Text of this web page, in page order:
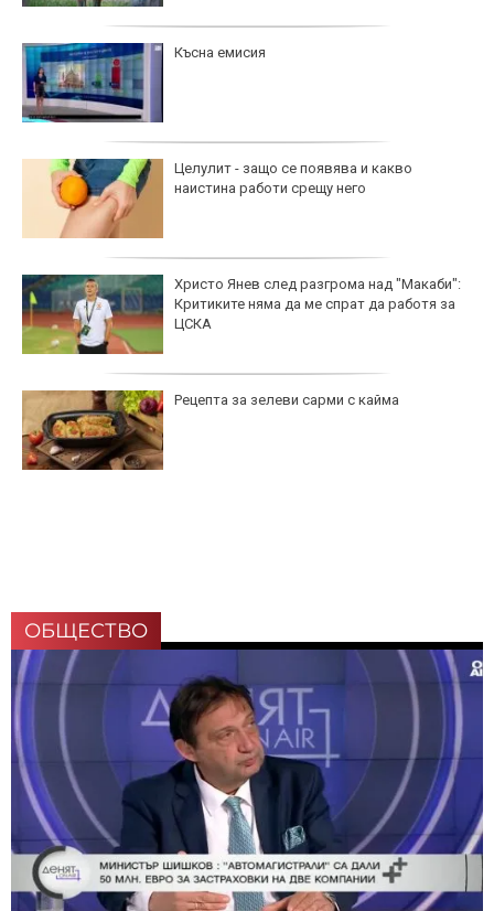
Късна емисия
Целулит - защо се появява и какво
наистина работи срещу него
Христо Янев след разгрома над "Макаби":
Критиките няма да ме спрат да работя за
ЦСКА
Рецепта за зелеви сарми с кайма
ОБЩЕСТВО